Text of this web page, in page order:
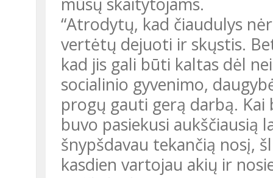
“Atrodytų, kad čiaudulys
vertėtų dejuoti ir skųstis.
kad jis gali būti kaltas dėl
socialinio gyvenimo,
progų gauti gerą darbą. Kai
buvo pasiekusi aukščiausią
šnypšdavau tekančią nosį,
kasdien vartojau akių ir